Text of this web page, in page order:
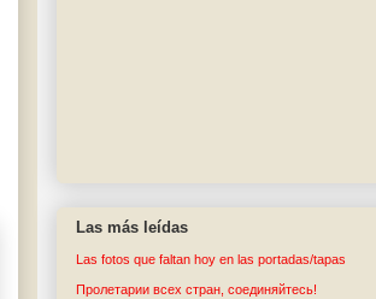
Las más leídas
Las fotos que faltan hoy en las portadas/tapas
Пролетарии всех стран, соединяйтесь!